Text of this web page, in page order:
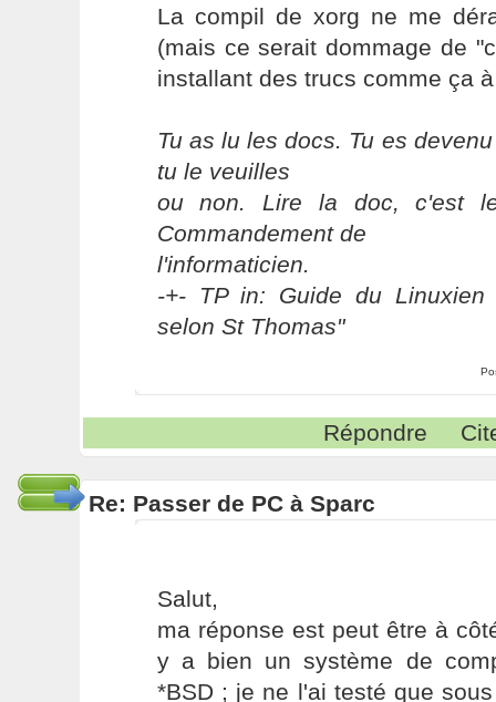
La compil de xorg ne me
(mais ce serait dommage de
installant des trucs comme ça
Tu as lu les docs. Tu es
tu le veuilles
ou non. Lire la doc, c'est
Commandement de
l'informaticien.
-+- TP in: Guide du Linuxien
selon St Thomas"
Répondre
Re: Passer de PC à Sparc
Salut,
ma réponse est peut être à
y a bien un système de
*BSD ; je ne l'ai testé que